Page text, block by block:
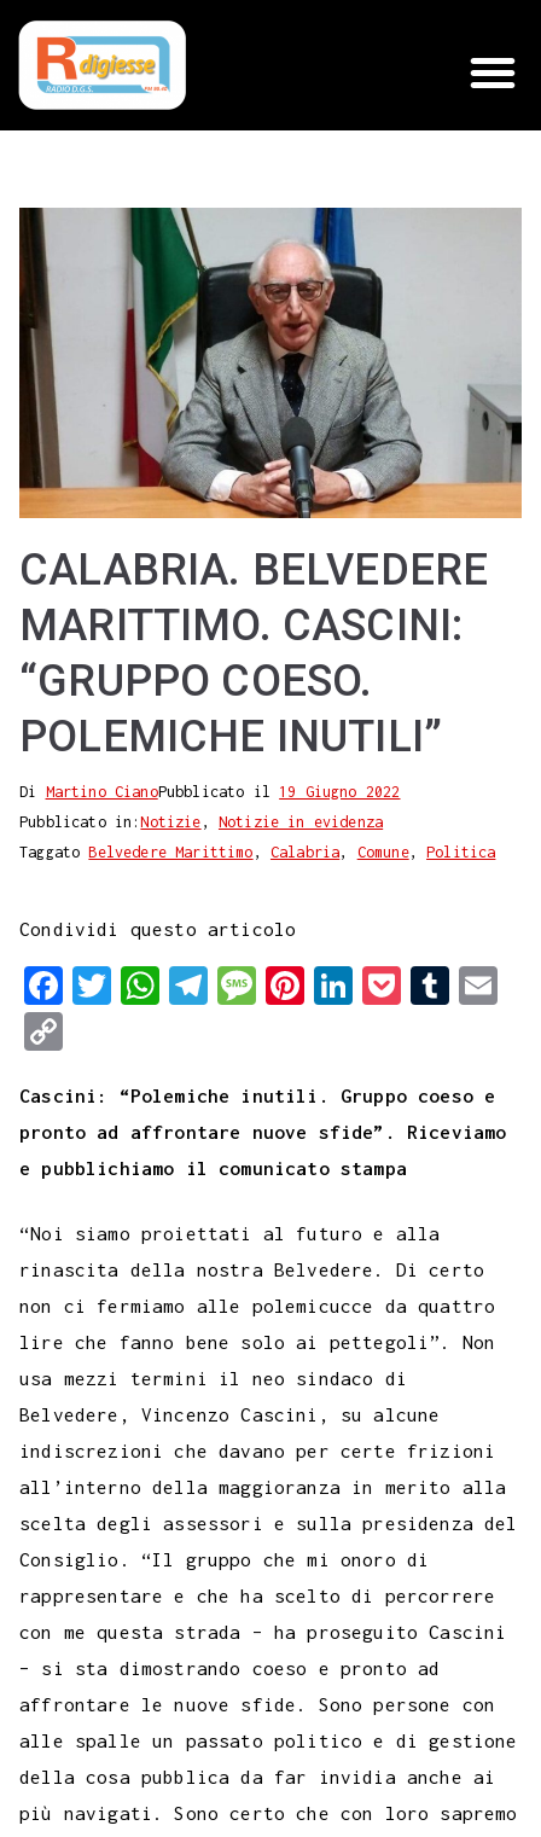
CALABRIA. BELVEDERE
MARITTIMO. CASCINI:
“GRUPPO COESO.
POLEMICHE INUTILI”
Di Martino CianoPubblicato il 19 Giugno 2022
Pubblicato in:Notizie , Notizie in evidenza
TaggatoBelvedere Marittimo , Calabria, Comune,Politica
Condividi questo articolo
F
e
b
o
T
t
t
e
W
t
s
A
p
p
T
e
g
r
M
s
a
g
e
P
t
e
r
e
t
L
k
e
d
k
e
t
T
b
l
l
p
y
L
i
n
k
Cascini: “Polemiche inutili. Gruppo coeso e
pronto ad affrontare nuove sfide”. Riceviamo
e pubblichiamo il comunicato stampa
“Noi siamo proiettati al futuro e alla
rinascita della nostra Belvedere. Di certo
non ci fermiamo alle polemicucce da quattro
lire che fanno bene solo ai pettegoli”. Non
usa mezzi termini il neo sindaco di
Belvedere, Vincenzo Cascini, su alcune
indiscrezioni che davano per certe frizioni
all’interno della maggioranza in merito alla
scelta degli assessori e sulla presidenza del
Consiglio. “Il gruppo che mi onoro di
rappresentare e che ha scelto di percorrere
con me questa strada – ha proseguito Cascini
– si sta dimostrando coeso e pronto ad
affrontare le nuove sfide. Sono persone con
alle spalle un passato politico e di gestione
della cosa pubblica da far invidia anche ai
più navigati. Sono certo che con loro sapremo